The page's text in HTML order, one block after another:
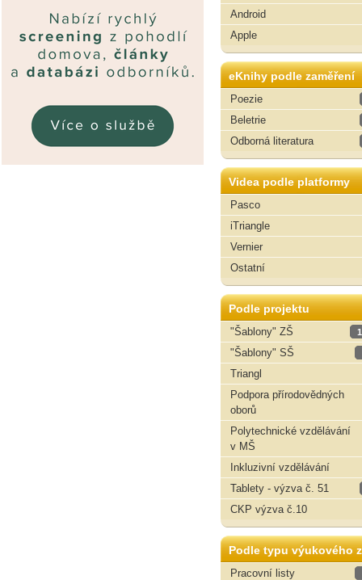
Android
Apple
eKnihy podle zaměření
Poezie
Beletrie
Odborná literatura
Videa podle platformy
Pasco
iTriangle
Vernier
Ostatní
Podle projektu
"Šablony" ZŠ
"Šablony" SŠ
Triangl
Podpora přírodovědných
oborů
Polytechnické vzdělávání
v MŠ
Inkluzivní vzdělávání
Tablety - výzva č. 51
CKP výzva č.10
Podle typu výukového
Pracovní listy